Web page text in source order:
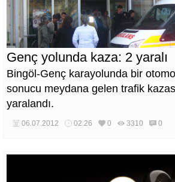
Genç yolunda kaza: 2 yaralı
Bingöl-Genç karayolunda bir
sonucu meydana gelen trafik
yaralandı.
06.07.2012 02:26 0 3310 0